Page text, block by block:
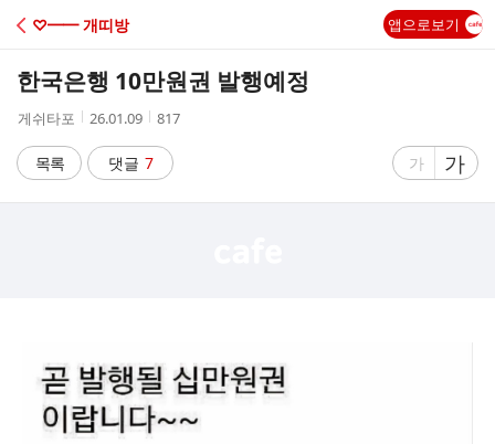
C
A
♡━━ 개띠방 앱으로보기
한국은행 10만원권 발행예정
작
자
게쉬타포
작
시
간
26.01.09
조
수
817
목록 댓글 7
글
가
글
자
가